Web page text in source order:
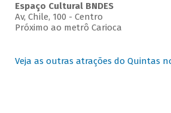
Espaço Cultural BNDES
Av, Chile, 100 - Centro
Próximo ao metrô Carioca
Veja as outras atrações do Quintas